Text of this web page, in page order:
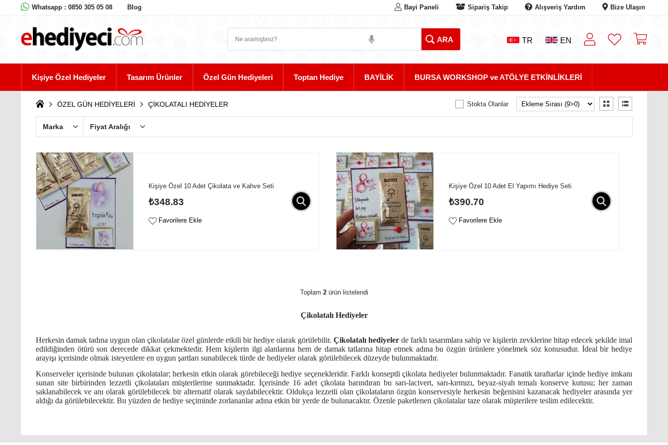
Whatsapp : 0850 305 05 08 Blog Bayi Paneli Sipariş Takip Alışveriş Yardım Bize Ulaşın
TR EN
Kişiye Özel Hediyeler Tasarım Ürünler Özel Gün Hediyeleri Toptan Hediye BAYİLİK BURSA WORKSHOP ve ATÖLYE ETKİNLİKLERİ
ÖZEL GÜN HEDİYELERİ ÇİKOLATALI HEDİYELER Stokta Olanlar
Marka Fiyat Aralığı
Kişiye Özel 10 Adet Çikolata ve Kahve Seti
₺348.83
Favorilere Ekle
Kişiye Özel 10 Adet El Yapımı Hediye Seti
₺390.70
Favorilere Ekle
Toplam 2ürün listelendi
Çikolatalı Hediyeler
Herkesin damak tadına uygun olan çikolatalar özel günlerde etkili bir hediye olarak görülebilir. Çikolatalı hediyeler de farklı tasarımlara sahip ve kişilerin zevklerine hitap edecek şekilde imal
edildiğinden ötürü son derecede dikkat çekmektedir. Hem kişilerin ilgi alanlarına hem de damak tatlarına hitap etmek adına bu özgün ürünlere yönelmek söz konusudur. İdeal bir hediye
arayışı içerisinde olmak isteyenlere en uygun şartları sunabilecek türde de hediyeler olarak görülebilecek düzeyde bulunmaktadır.
Konserveler içerisinde bulunan çikolatalar; herkesin etkin olarak görebileceği hediye seçenekleridir. Farklı konseptli çikolata hediyeler bulunmaktadır. Fanatik taraftarlar içinde hediye imkanı
sunan site birbirinden lezzetli çikolataları müşterilerine sunmaktadır. İçerisinde 16 adet çikolata barındıran bu sarı-lacivert, sarı-kırmızı, beyaz-siyah temalı konserve kutusu; her zaman
saklanabilecek ve anı olarak görülebilecek bir alternatif olarak sayılabilecektir. Oldukça lezzetli olan çikolataların özgün konservesiyle herkesin beğenisini kazanacak hediyeler arasında yer
aldığı da görülebilecektir. Bu yüzden de hediye seçiminde zorlananlar adına etkin bir yerde de bulunacaktır. Özenle paketlenen çikolatalar taze olarak müşterilere teslim edilecektir.